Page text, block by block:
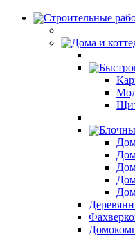
Строительные
Дома и